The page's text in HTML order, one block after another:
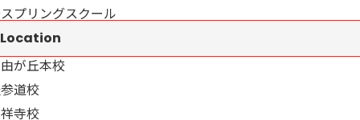
プリングスクール
Location
が丘本校
道校
寺校